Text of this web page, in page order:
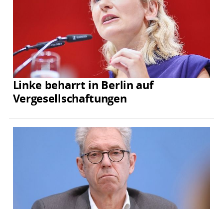
Linke beharrt in Berlin auf
Vergesellschaftungen